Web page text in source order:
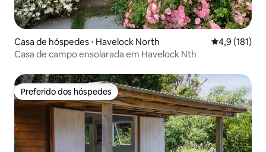
Casa de hóspedes ⋅ Havelock North 4,9 de uma
4,9 (181)
Casa de campo ensolarada em Havelock Nth
Preferido dos hóspedes
Preferido dos hóspedes